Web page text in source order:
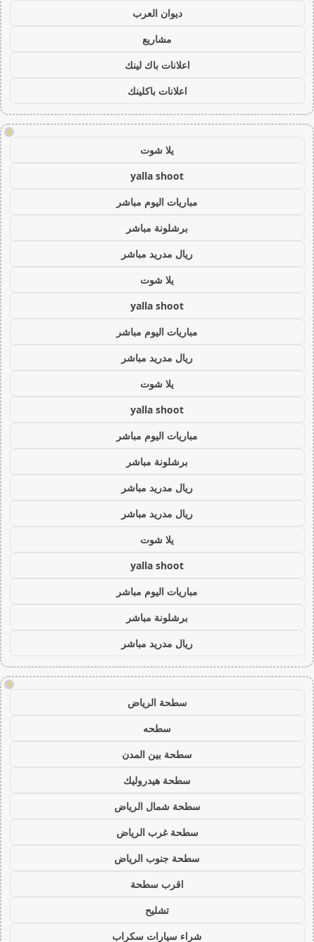
ديوان العرب
مشاريع
اعلانات باك لينك
اعلانات باكلينك
!
يلا شوت
yalla shoot
مباريات اليوم مباشر
برشلونة مباشر
ريال مدريد مباشر
يلا شوت
yalla shoot
مباريات اليوم مباشر
ريال مدريد مباشر
يلا شوت
yalla shoot
مباريات اليوم مباشر
برشلونة مباشر
ريال مدريد مباشر
ريال مدريد مباشر
يلا شوت
yalla shoot
مباريات اليوم مباشر
برشلونة مباشر
ريال مدريد مباشر
!
سطحة الرياض
سطحه
سطحة بين المدن
سطحة هيدروليك
سطحة شمال الرياض
سطحة غرب الرياض
سطحة جنوب الرياض
اقرب سطحة
تشليح
شراء سيارات سكراب